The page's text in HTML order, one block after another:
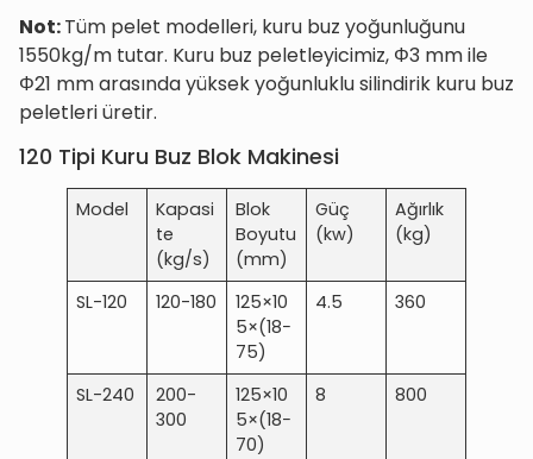
Not:Tüm pelet modelleri, kuru buz yoğunluğunu
1550kg/m tutar. Kuru buz peletleyicimiz, Φ3 mm ile
Φ21 mm arasında yüksek yoğunluklu silindirik kuru buz
peletleri üretir.
120 Tipi Kuru Buz Blok Makinesi
Model
Kapasi
te
(kg/s)
Blok
Boyutu
(mm)
Güç
(kw)
Ağırlık
(kg)
SL-120 120-180
125×10
5×(18−
75)
4.5 360
SL-240
200-
300
125×10
5×(18−
70)
8 800